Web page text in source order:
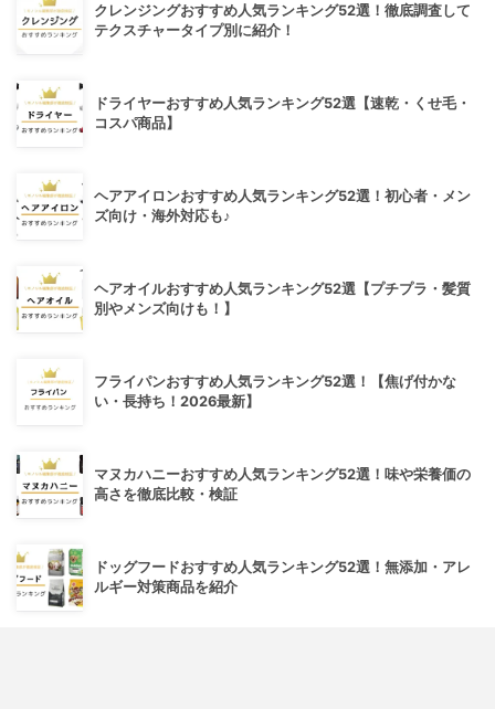
クレンジングおすすめ人気ランキング52選！徹底調査して
テクスチャータイプ別に紹介！
ドライヤーおすすめ人気ランキング52選【速乾・くせ毛・
コスパ商品】
ヘアアイロンおすすめ人気ランキング52選！初心者・メン
ズ向け・海外対応も♪
ヘアオイルおすすめ人気ランキング52選【プチプラ・髪質
別やメンズ向けも！】
フライパンおすすめ人気ランキング52選！【焦げ付かな
い・長持ち！2026最新】
マヌカハニーおすすめ人気ランキング52選！味や栄養価の
高さを徹底比較・検証
ドッグフードおすすめ人気ランキング52選！無添加・アレ
ルギー対策商品を紹介